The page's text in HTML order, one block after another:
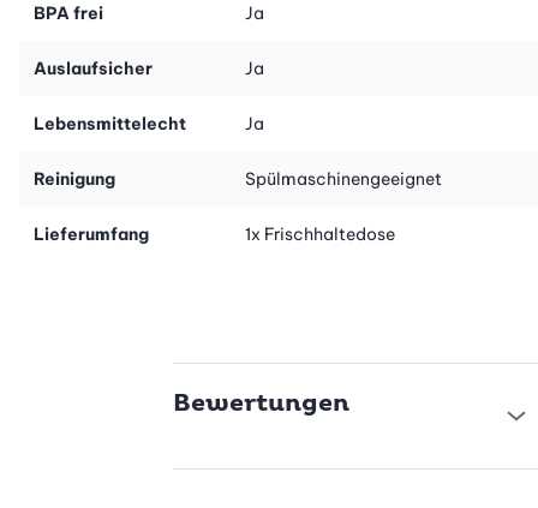
BPA frei Ja
Auslaufsicher Ja
Lebensmittelecht Ja
Reinigung Spülmaschinengeeignet
Lieferumfang 1x Frischhaltedose
Bewertungen